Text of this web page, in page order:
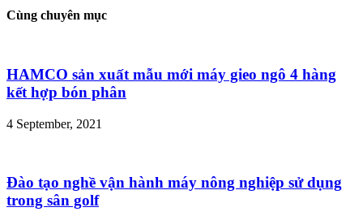
Cùng chuyên mục
HAMCO sản xuất mẫu mới máy gieo ngô 4 hàng
kết hợp bón phân
4 September, 2021
Đào tạo nghề vận hành máy nông nghiệp sử dụng
trong sân golf